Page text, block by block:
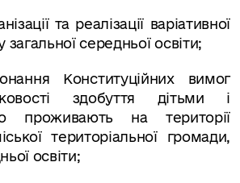
та реалізації варіативної
загальної середньої освіти;
Конституційних вимог
здобуття дітьми і
проживають на території
територіальної громади,
освіти;